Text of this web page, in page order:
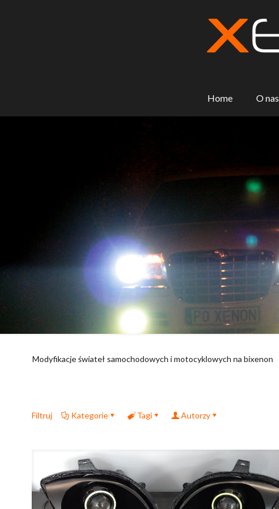
Home O nas
Modyfikacje świateł samochodowych i motocyklowych na bixenon
Filtruj Kategorie Tagi Autorzy